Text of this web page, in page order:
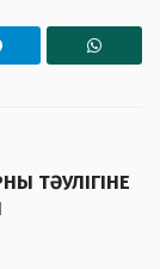
ТӘУЛІГІНЕ